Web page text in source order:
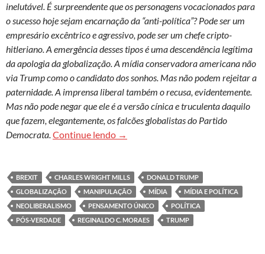
inelutável. É surpreendente que os personagens vocacionados para
o sucesso hoje sejam encarnação da “anti-política”? Pode ser um
empresário excêntrico e agressivo, pode ser um chefe cripto-
hitleriano. A emergência desses tipos é uma descendência legítima
da apologia da globalização. A mídia conservadora americana não
via Trump como o candidato dos sonhos. Mas não podem rejeitar a
paternidade. A imprensa liberal também o recusa, evidentemente.
Mas não pode negar que ele é a versão cínica e truculenta daquilo
que fazem, elegantemente, os falcões globalistas do Partido
Democrata.Continue lendo Um fantasma assombra o mundo.
→
BREXIT CHARLES WRIGHT MILLS
DONALD TRUMP
GLOBALIZAÇÃO
MANIPULAÇÃO MÍDIA
MÍDIA E POLÍTICA
NEOLIBERALISMO
PENSAMENTO ÚNICO
POLÍTICA
PÓS-VERDADE
REGINALDO C. MORAES TRUMP